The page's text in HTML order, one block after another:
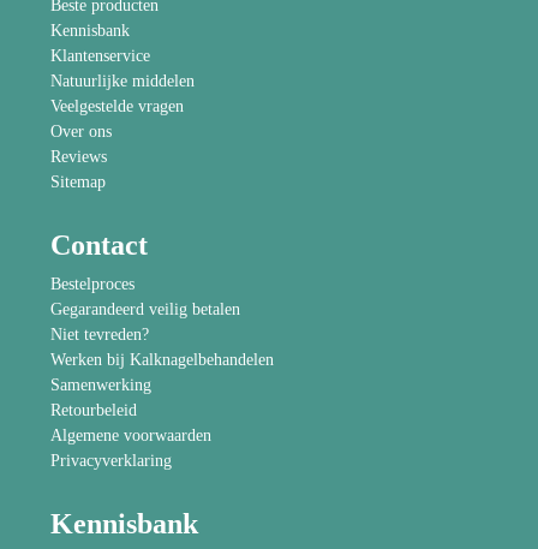
Beste producten
Kennisbank
Klantenservice
Natuurlijke middelen
Veelgestelde vragen
Over ons
Reviews
Sitemap
Contact
Bestelproces
Gegarandeerd veilig betalen
Niet tevreden?
Werken bij Kalknagelbehandelen
Samenwerking
Retourbeleid
Algemene voorwaarden
Privacyverklaring
Kennisbank